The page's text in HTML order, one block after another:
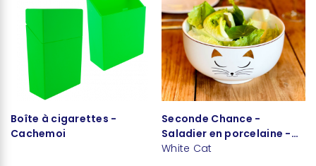
Boîte à cigarettes -
Cachemoi
Seconde Chance -
Saladier en porcelaine -
Matinal Salade
White Cat